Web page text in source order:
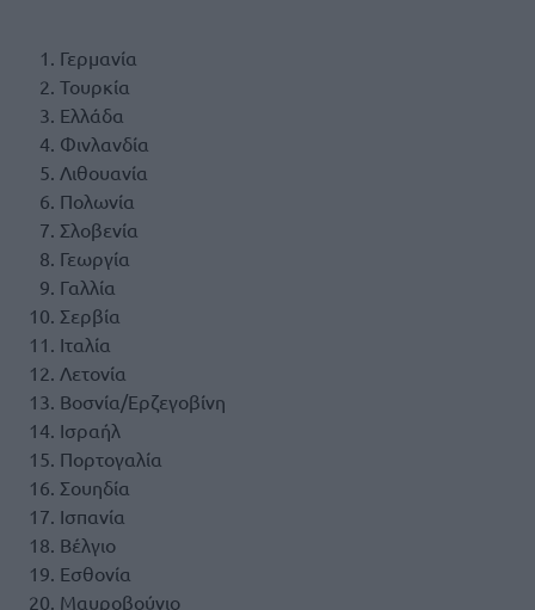
Γερμανία
Τουρκία
Ελλάδα
Φινλανδία
Λιθουανία
Πολωνία
Σλοβενία
Γεωργία
Γαλλία
Σερβία
Ιταλία
Λετονία
Βοσνία/Ερζεγοβίνη
Ισραήλ
Πορτογαλία
Σουηδία
Ισπανία
Βέλγιο
Εσθονία
Μαυροβούνιο